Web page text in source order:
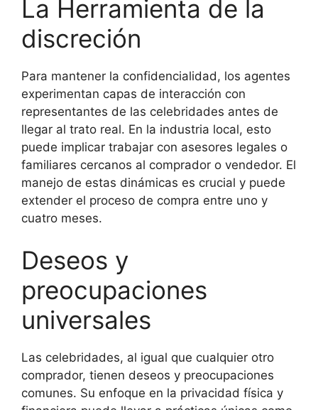
La Herramienta de la
discreción
Para mantener la confidencialidad, los agentes
experimentan capas de interacción con
representantes de las celebridades antes de
llegar al trato real. En la industria local, esto
puede implicar trabajar con asesores legales o
familiares cercanos al comprador o vendedor. El
manejo de estas dinámicas es crucial y puede
extender el proceso de compra entre uno y
cuatro meses.
Deseos y
preocupaciones
universales
Las celebridades, al igual que cualquier otro
comprador, tienen deseos y preocupaciones
comunes. Su enfoque en la privacidad física y